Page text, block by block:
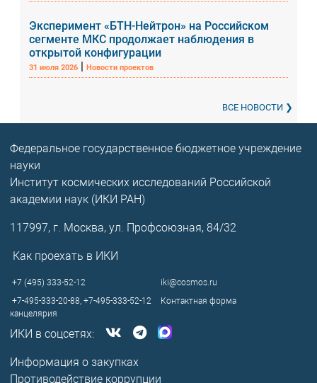
Эксперимент «БТН-Нейтрон» на Российском
сегменте МКС продолжает наблюдения в
открытой конфигурации
31 июля 2026 |Новости проектов
ВСЕ НОВОСТИ
Федеральное государственное бюджетное учреждение
науки
Институт космических исследований Российской
академии наук (ИКИ РАН)
117997, г. Москва, ул. Профсоюзная, 84/32
Как проехать в ИКИ
+7 (495) 333-52-12
iki@cosmos.ru
+7-495-333-20-88,+7-495-333-52-12
канцелярия
Контактная форма
ИКИ в соцсетях:
Информация о закупках
Противодействие коррупции